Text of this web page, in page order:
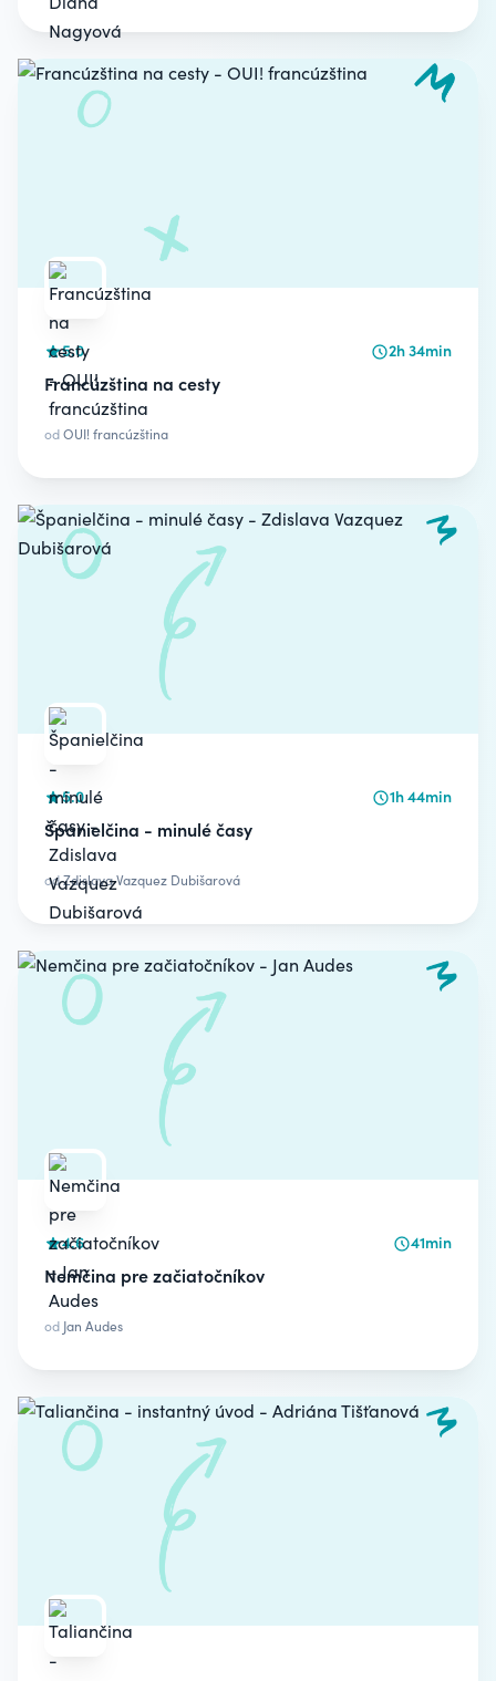
5.0 2h 34min
Francúzština na cesty
odOUI! francúzština
5.0 1h 44min
Španielčina - minulé časy
odZdislava Vazquez Dubišarová
4.6 41min
Nemčina pre začiatočníkov
od Jan Audes